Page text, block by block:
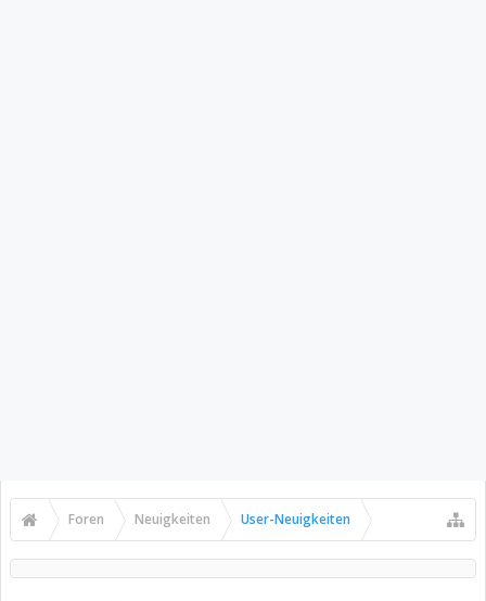
Foren Neuigkeiten User-Neuigkeiten